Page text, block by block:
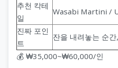
추천 칵테
일
Wasabi Martini /
진짜 포인
트
잔을 내려놓는 순
💰 ₩35,000~₩60,000/인